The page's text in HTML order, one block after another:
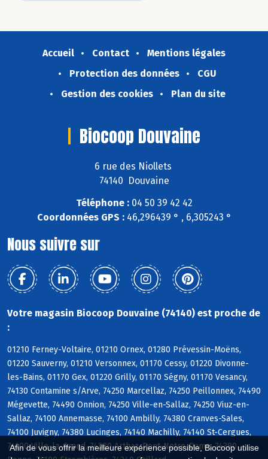
Afin de vous offrir la meilleure expérience possible, Biocoop utilise
Accueil Contact
Mentions légales
Protection des données
CGU
Gestion des cookies
Plan du site
Biocoop Douvaine
6 rue des Niollets
74140 Douvaine
Téléphone :04 50 39 42 42
Coordonnées GPS :46,296439 ° , 6,305243 °
Nous suivre sur
Votre magasin Biocoop Douvaine (74140) est proche de
:
01210 Ferney-Voltaire, 01210 Ornex, 01280 Prévessin-Moëns,
01220 Sauverny, 01210 Versonnex, 01170 Cessy, 01220 Divonne-
les-Bains, 01170 Gex, 01220 Grilly, 01170 Ségny, 01170 Vesancy,
74130 Contamine s/Arve, 74250 Marcellaz, 74250 Peillonnex, 74490
Mégevette, 74490 Onnion, 74250 Ville-en-Sallaz, 74250 Viuz-en-
Sallaz, 74100 Annemasse, 74100 Ambilly, 74380 Cranves-Sales,
74100 Juvigny, 74380 Lucinges, 74140 Machilly, 74140 St-Cergues,
74100 Ville-la-Grand, 74380 Arthaz-Pont-Notre-Dame, 74380